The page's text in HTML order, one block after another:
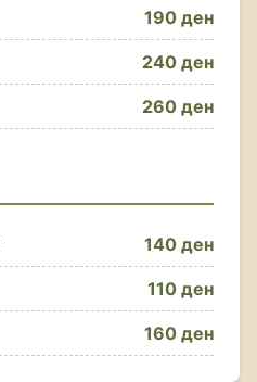
190 ден
240 ден
260 ден
140 ден
110 ден
160 ден